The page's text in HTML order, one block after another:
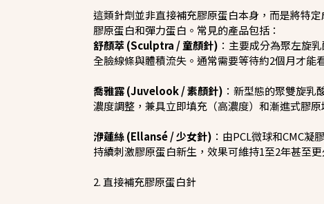
這類針劑並非直接補充膠原蛋白本身，而是將特
膠原蛋白和彈力蛋白。常見的產品包括：
舒顏萃 (Sculptra / 童顏針) ：主要成分為聚左旋
全臉線條與體積流失。通常需要等待約2個月才能
喬雅露 (Juvelook / 素顏針) ：新型態的聚雙旋乳
濃度調整，兼具立即填充（高濃度）和漸進式膠
洢蓮絲 (Ellansé / 少女針) ：由PCL微球和CMC凝
持續刺激膠原蛋白新生，效果可維持1至2年甚至更
2. 直接補充膠原蛋白針